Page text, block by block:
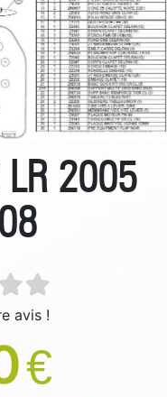
2005
avis !
€